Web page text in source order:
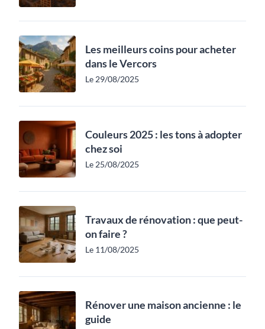
Les meilleurs coins pour acheter
dans le Vercors
Le 29/08/2025
Couleurs 2025 : les tons à adopter
chez soi
Le 25/08/2025
Travaux de rénovation : que peut-
on faire ?
Le 11/08/2025
Rénover une maison ancienne : le
guide